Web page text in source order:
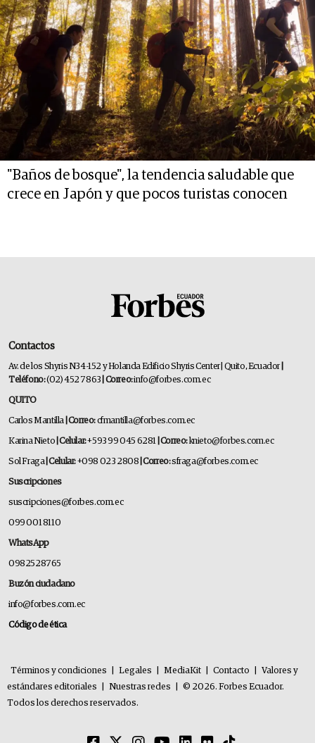
"Baños de bosque", la tendencia saludable que
crece en Japón y que pocos turistas conocen
Contactos
Av. de los Shyris N34-152 y Holanda Edificio Shyris Center | Quito, Ecuador
Teléfono:(02) 452 7863 | Correo:info@forbes.com.ec
QUITO
Carlos Mantilla | Correo:cfmantilla@forbes.com.ec
Karina Nieto | Celular:+593 99 045 6281 | Correo: knieto@forbes.com.ec
Sol Fraga | Celular:+098 023 2808 | Correo:sfraga@forbes.com.ec
Suscripciones
suscripciones@forbes.com.ec
099 001 8110
WhatsApp
0982528765
Buzón ciudadano
info@forbes.com.ec
Código de ética
Términos y condiciones Legales MediaKit Contacto
Valores y
estándares editoriales
Nuestras redes
© 2026. Forbes Ecuador.
Todos los derechos reservados.